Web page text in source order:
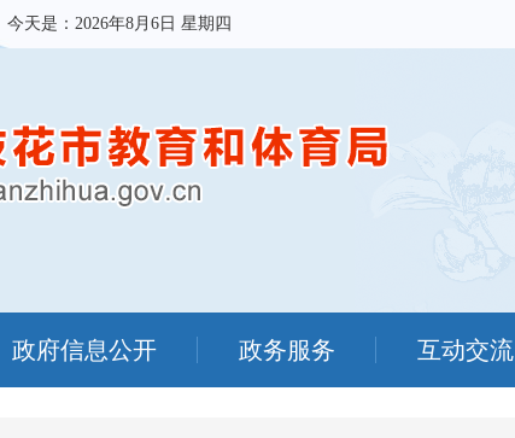
今天是： 2026年8月6日 星期四
政府信息公开 政务服务 互动交流